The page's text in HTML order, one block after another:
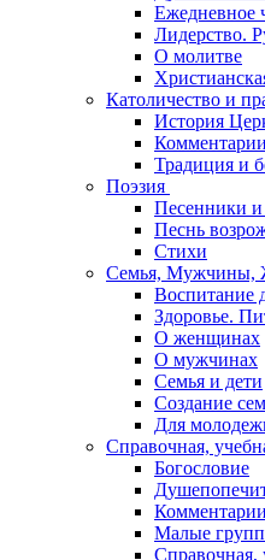
Ежедневное
Лидерство.
О молитве
Католичество и
История
Традиция и
Поэзия
Песенники
Песнь
Стихи
Семья, Мужчины,
Воспитание
Здоровье.
О женщинах
О мужчинах
Семья и дети
Создание
Для
Справочная,
Богословие
Малые
Справочная,